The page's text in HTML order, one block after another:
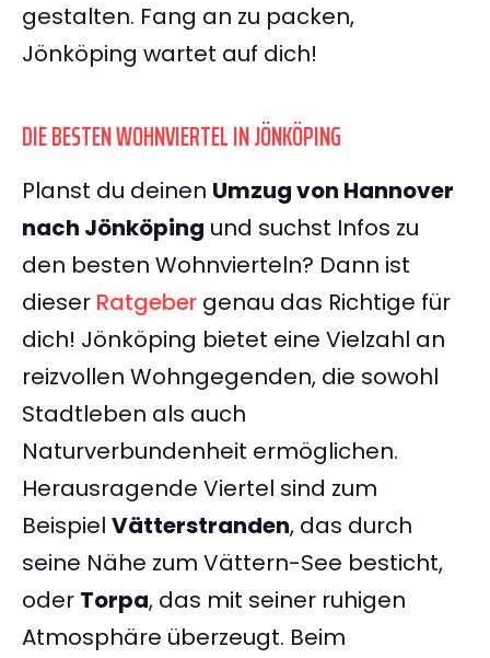
gestalten. Fang an zu packen,
Jönköping wartet auf dich!
DIE BESTEN WOHNVIERTEL IN JÖNKÖPING
Planst du deinen Umzug von Hannover
nach Jönköping und suchst Infos zu
den besten Wohnvierteln? Dann ist
dieser Ratgeber genau das Richtige für
dich! Jönköping bietet eine Vielzahl an
reizvollen Wohngegenden, die sowohl
Stadtleben als auch
Naturverbundenheit ermöglichen.
Herausragende Viertel sind zum
Beispiel Vätterstranden, das durch
seine Nähe zum Vättern-See besticht,
oder Torpa, das mit seiner ruhigen
Atmosphäre überzeugt. Beim